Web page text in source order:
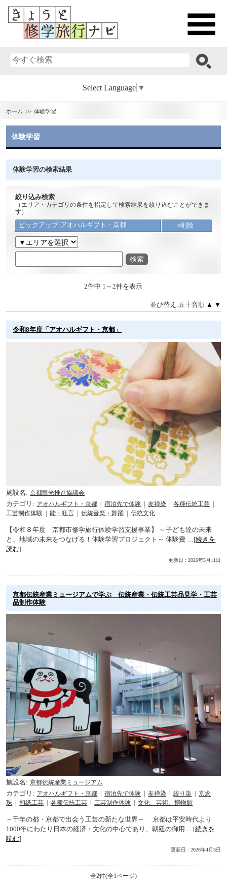
Select Language ▼
ホーム 体験学習
体験学習
体験学習の検索結果
絞り込み検索
（エリア・カテゴリの条件を指定して検索結果を絞り込むことができま
す）
ピックアップ:アオハルギフト・京都
×削除
検索
2件中 1～2件を表示
並び替え:五十音順 ▲ ▼
令和8年度「アオハルギフト・京都」
施設名
京都観光推進協議会
カテゴリ
アオハルギフト・京都 宿泊先で体験 友禅染
各種伝統工芸
工芸制作体験
能・狂言 伝統音楽・舞踊 伝統文化
【令和８年度 京都市修学旅行体験学習支援事業】 ～子ども達の未来
と、地域の未来をつなげる！体験学習プロジェクト～ 体験費 …[続きを
読む]
更新日 : 2026年5月11日
京都伝統産業ミュージアムで学ぶ 伝統産業・伝統工芸品見学・工芸
品制作体験
施設名
京都伝統産業ミュージアム
カテゴリ
アオハルギフト・京都 宿泊先で体験 友禅染 絞り染
京念
珠
和紙工芸 各種伝統工芸 工芸制作体験 文化、芸術、博物館
～千年の都・京都で出会う工芸の新たな世界～ 京都は平安時代より
1000年にわたり日本の経済・文化の中心であり、朝廷の御用 …[続きを
読む]
更新日 : 2026年4月3日
全2件(全1ページ)